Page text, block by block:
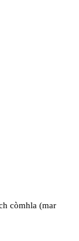
còmhla (mar